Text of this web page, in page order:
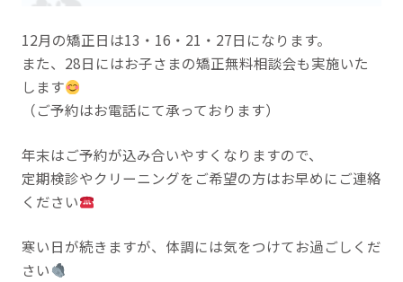
12月の矯正日は13・16・21・27日になります。
また、28日にはお子さまの矯正無料相談会も実施いた
します
（ご予約はお電話にて承っております）
年末はご予約が込み合いやすくなりますので、
定期検診やクリーニングをご希望の方はお早めにご連絡
ください
寒い日が続きますが、体調には気をつけてお過ごしくだ
さい